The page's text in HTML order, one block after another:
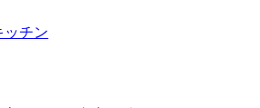
ッチン